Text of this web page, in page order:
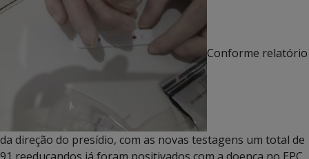
Conforme relatório
da direção do presídio, com as novas testagens um total de